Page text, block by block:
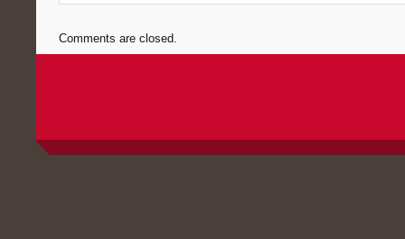
Comments are closed.